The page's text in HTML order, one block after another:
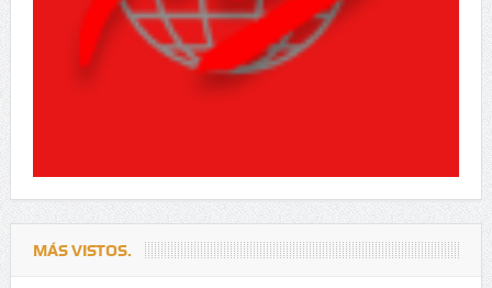
MÁS VISTOS.